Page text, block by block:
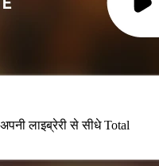
लाइब्रेरी से सीधे Total